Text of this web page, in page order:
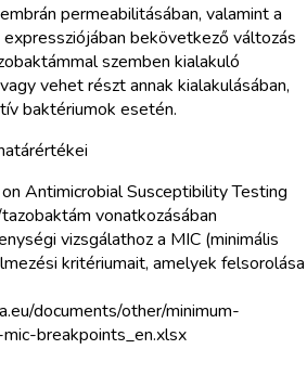
permeabilitásában, valamint a
bekövetkező változás
szemben kialakuló
vehet részt annak kialakulásában,
baktériumok esetén.
Antimicrobial Susceptibility Testing
vonatkozásában
vizsgálathoz a MIC (minimális
kritériumait, amelyek felsorolása
documents/other/minimum-
breakpoints_en.xlsx